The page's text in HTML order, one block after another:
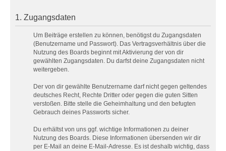
1. Zugangsdaten
Um Beiträge erstellen zu können, benötigst du Zugangsdaten
(Benutzername und Passwort). Das Vertragsverhältnis über die
Nutzung des Boards beginnt mit Aktivierung der von dir
gewählten Zugangsdaten. Du darfst deine Zugangsdaten nicht
weitergeben.
Der von dir gewählte Benutzername darf nicht gegen geltendes
deutsches Recht, Rechte Dritter oder gegen die guten Sitten
verstoßen. Bitte stelle die Geheimhaltung und den befugten
Gebrauch deines Passworts sicher.
Du erhältst von uns ggf. wichtige Informationen zu deiner
Nutzung des Boards. Diese Informationen übersenden wir dir
per E-Mail an deine E-Mail-Adresse. Es ist deshalb wichtig, dass